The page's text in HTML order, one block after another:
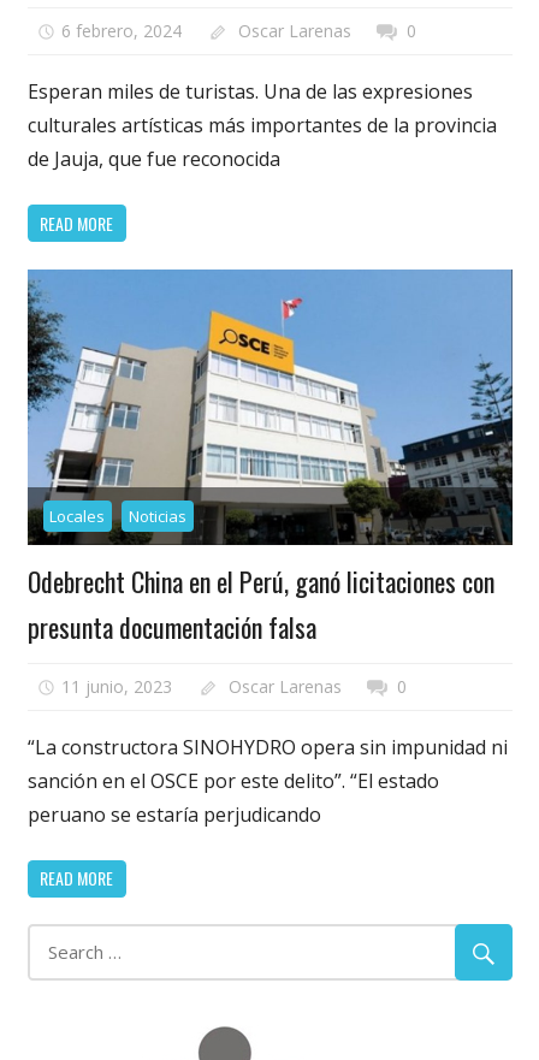
6 febrero, 2024 Oscar Larenas 0
Esperan miles de turistas. Una de las expresiones
culturales artísticas más importantes de la provincia
de Jauja, que fue reconocida
READ MORE
Locales Noticias
Odebrecht China en el Perú, ganó licitaciones con
presunta documentación falsa
11 junio, 2023 Oscar Larenas 0
“La constructora SINOHYDRO opera sin impunidad ni
sanción en el OSCE por este delito”. “El estado
peruano se estaría perjudicando
READ MORE